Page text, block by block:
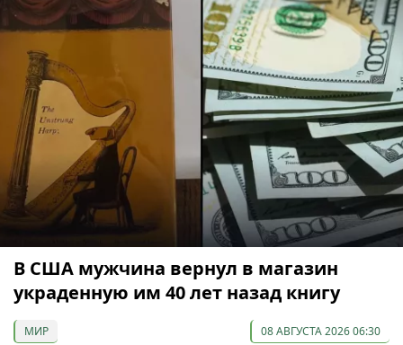
В США мужчина вернул в магазин
украденную им 40 лет назад книгу
МИР 08 АВГУСТА 2026 06:30